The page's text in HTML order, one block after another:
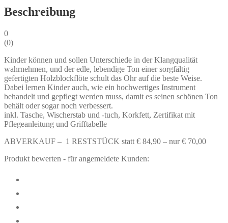
Beschreibung
0
(0)
Kinder können und sollen Unterschiede in der Klangqualität
wahrnehmen, und der edle, lebendige Ton einer sorgfältig
gefertigten Holzblockflöte schult das Ohr auf die beste Weise.
Dabei lernen Kinder auch, wie ein hochwertiges Instrument
behandelt und gepflegt werden muss, damit es seinen schönen Ton
behält oder sogar noch verbessert.
inkl. Tasche, Wischerstab und -tuch, Korkfett, Zertifikat mit
Pflegeanleitung und Grifftabelle
ABVERKAUF – 1 RESTSTÜCK statt € 84,90 – nur € 70,00
Produkt bewerten - für angemeldete Kunden: